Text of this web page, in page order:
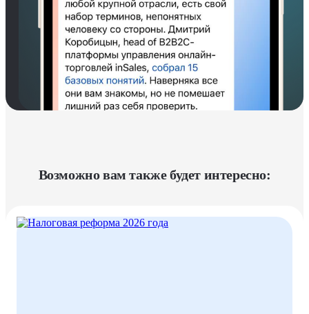
Возможно вам также будет интересно: